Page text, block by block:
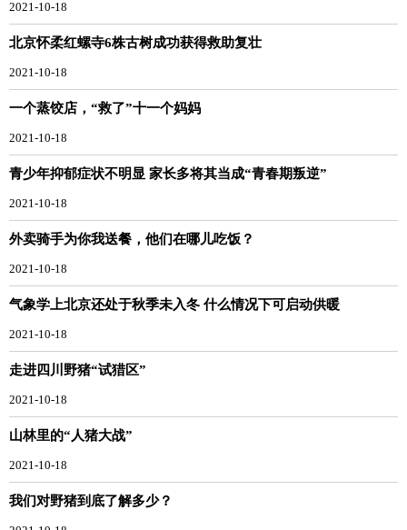
2021-10-18
北京怀柔红螺寺6株古树成功获得救助复壮
2021-10-18
一个蒸饺店，“救了”十一个妈妈
2021-10-18
青少年抑郁症状不明显 家长多将其当成“青春期叛逆”
2021-10-18
外卖骑手为你我送餐，他们在哪儿吃饭？
2021-10-18
气象学上北京还处于秋季未入冬 什么情况下可启动供暖
2021-10-18
走进四川野猪“试猎区”
2021-10-18
山林里的“人猪大战”
2021-10-18
我们对野猪到底了解多少？